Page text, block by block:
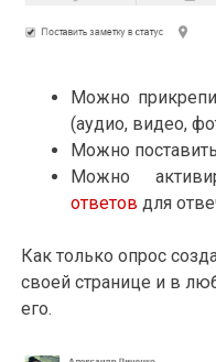
Можно
(аудио, видео,
Можно
Можно
ответов для
Как только опрос
своей странице и в
его.